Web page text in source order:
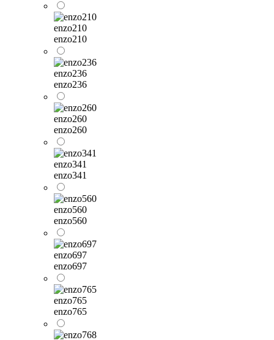
enzo210
enzo210
enzo236
enzo236
enzo260
enzo260
enzo341
enzo341
enzo560
enzo560
enzo697
enzo697
enzo765
enzo765